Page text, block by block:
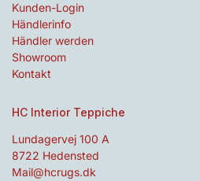
Kunden-Login
Händlerinfo
Händler werden
Showroom
Kontakt
HC Interior Teppiche
Lundagervej 100 A
8722 Hedensted
Mail@hcrugs.dk